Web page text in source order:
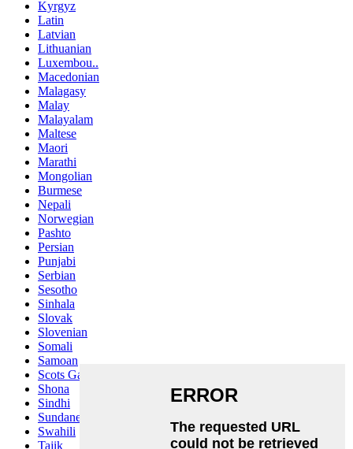
Kyrgyz
Latin
Latvian
Lithuanian
Luxembou..
Macedonian
Malagasy
Malay
Malayalam
Maltese
Maori
Marathi
Mongolian
Burmese
Nepali
Norwegian
Pashto
Persian
Punjabi
Serbian
Sesotho
Sinhala
Slovak
Slovenian
Somali
Samoan
Scots Gaelic
Shona
Sindhi
Sundanese
Swahili
Tajik